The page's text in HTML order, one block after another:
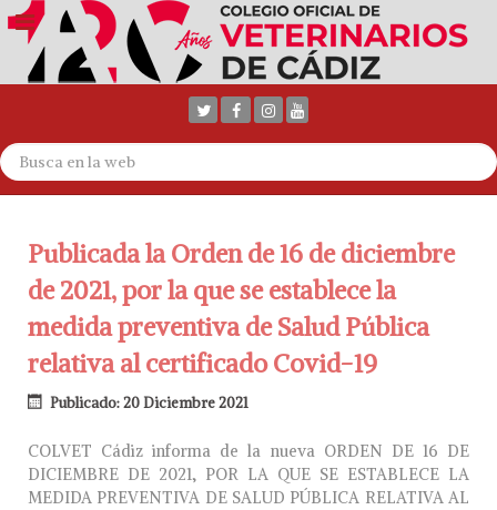
Publicada la Orden de 16 de diciembre
de 2021, por la que se establece la
medida preventiva de Salud Pública
relativa al certificado Covid-19
Publicado: 20 Diciembre 2021
COLVET Cádiz informa de la nueva ORDEN DE 16 DE
DICIEMBRE DE 2021, POR LA QUE SE ESTABLECE LA
MEDIDA PREVENTIVA DE SALUD PÚBLICA RELATIVA AL